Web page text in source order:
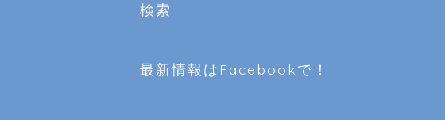
検索
最新情報はFacebookで！